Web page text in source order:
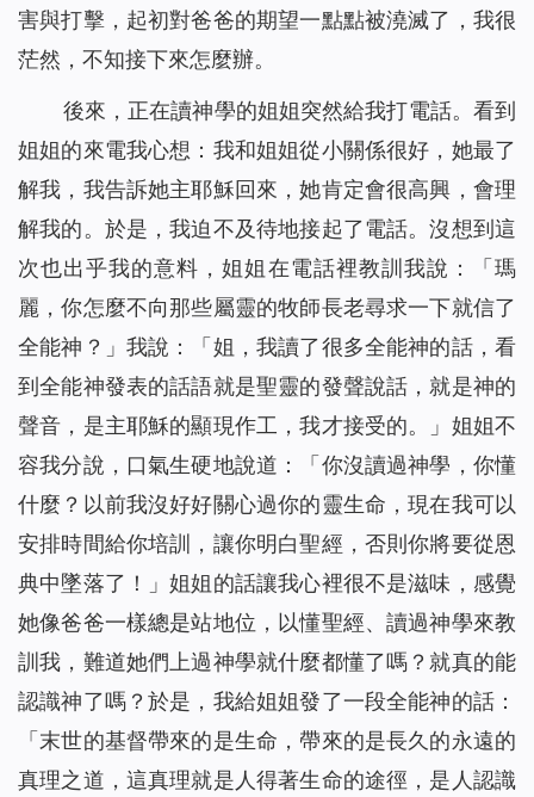
害與打擊，起初對爸爸的期望一點點被澆滅了，我很
茫然，不知接下來怎麼辦。
後來，正在讀神學的姐姐突然給我打電話。看到
姐姐的來電我心想：我和姐姐從小關係很好，她最了
解我，我告訴她主耶穌回來，她肯定會很高興，會理
解我的。於是，我迫不及待地接起了電話。沒想到這
次也出乎我的意料，姐姐在電話裡教訓我說：「瑪
麗，你怎麼不向那些屬靈的牧師長老尋求一下就信了
全能神？」我說：「姐，我讀了很多全能神的話，看
到全能神發表的話語就是聖靈的發聲說話，就是神的
聲音，是主耶穌的顯現作工，我才接受的。」姐姐不
容我分說，口氣生硬地說道：「你沒讀過神學，你懂
什麼？以前我沒好好關心過你的靈生命，現在我可以
安排時間給你培訓，讓你明白聖經，否則你將要從恩
典中墜落了！」姐姐的話讓我心裡很不是滋味，感覺
她像爸爸一樣總是站地位，以懂聖經、讀過神學來教
訓我，難道她們上過神學就什麼都懂了嗎？就真的能
認識神了嗎？於是，我給姐姐發了一段全能神的話：
「 末世的基督帶來的是生命，帶來的是長久的永遠的
真理之道，這真理就是人得著生命的途徑，是人認識